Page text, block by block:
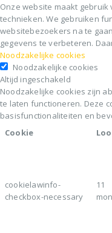
Onze website maakt
technieken. We gebruiken
websitebezoekers na te
gegevens te verbeteren.
Noodzakelijke cookies
Noodzakelijke cookies
Altijd ingeschakeld
Noodzakelijke cookies zijn
te laten functioneren. Deze
basisfunctionaliteiten en
Cookie
cookielawinfo-
checkbox-necessary
11